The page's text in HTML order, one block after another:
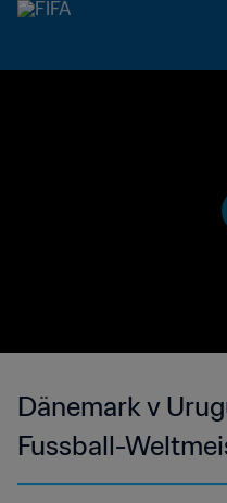
Dänemark v
Fussball-
1986™ |